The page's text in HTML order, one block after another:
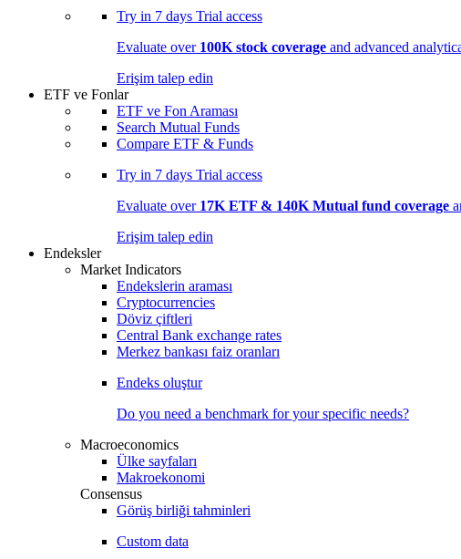
Try in 7 days Trial access
Evaluate over 100K stock coverage and advanced
Erişim talep edin
ETF ve Fonlar
ETF ve Fon Araması
Search Mutual Funds
Compare ETF & Funds
Try in 7 days Trial access
Evaluate over 17K ETF & 140K Mutual fund coverage
Erişim talep edin
Endeksler
Market Indicators
Endekslerin araması
Cryptocurrencies
Döviz çiftleri
Central Bank exchange rates
Merkez bankası faiz oranları
Endeks oluştur
Do you need a benchmark for your specific needs?
Macroeconomics
Ülke sayfaları
Makroekonomi
Consensus
Görüş birliği tahminleri
Custom data